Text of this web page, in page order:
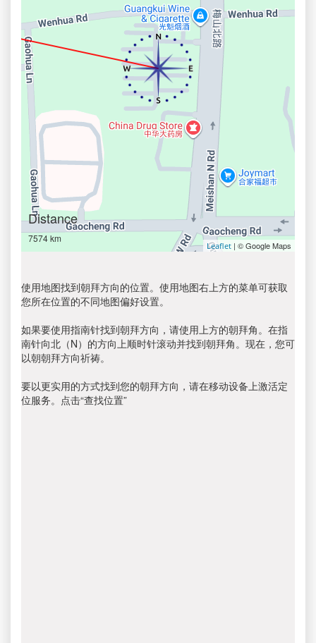
Distance
7574 km
Leaflet | © Google Maps
使用地图找到朝拜方向的位置。使用地图右上方的菜单可获取
您所在位置的不同地图偏好设置。
如果要使用指南针找到朝拜方向，请使用上方的朝拜角。在指
南针向北（N）的方向上顺时针滚动并找到朝拜角。现在，您可
以朝朝拜方向祈祷。
要以更实用的方式找到您的朝拜方向，请在移动设备上激活定
位服务。点击“查找位置”